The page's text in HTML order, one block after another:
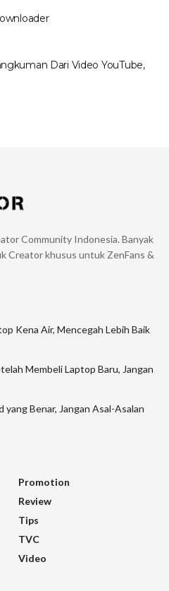
Dari Video YouTube,
Community Indonesia. Banyak
Creator khusus untuk ZenFans &
Kena Air, Mencegah Lebih Baik
Membeli Laptop Baru, Jangan
Benar, Jangan Asal-Asalan
Promotion
Review
Tips
TVC
Video